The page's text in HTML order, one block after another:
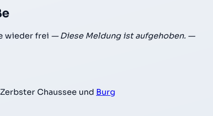
wieder frei — Diese Meldung ist aufgehoben. —
Chaussee und Burg